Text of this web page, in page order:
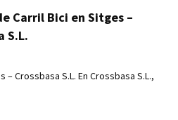
Carril Bici en Sitges –
S.L.
Crossbasa S.L. En Crossbasa S.L.,